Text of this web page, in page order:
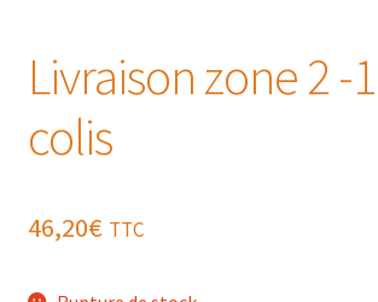
Livraison zone 2 -
colis
46,20€ TTC